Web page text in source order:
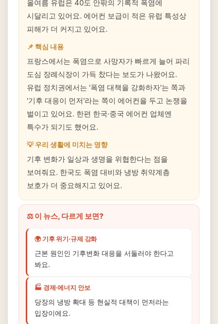
올여름 유럽은 40도 안팎의 기록적 폭염에
시달리고 있어요. 에어컨 보급이 적은 유럽 특성상
피해가 더 커지고 있어요.
📌 핵심 내용
프랑스에서는 폭염으로 사망자가 빠르게 늘어 파리
도심 장례식장이 가득 찼다는 보도가 나왔어요.
유럽 정치권에서는 '폭염 대책을 강화하자'는 쪽과
'기후 대응이 먼저'라는 쪽이 에어컨을 두고 논쟁을
벌이고 있어요. 한편 한국·중국 에어컨 업체엔
특수가 되기도 했어요.
💡 우리 생활에 미치는 영향
기후 변화가 일상과 생명을 위협한다는 점을
보여줘요. 한국도 폭염 대비와 냉방 취약계층
보호가 더 중요해지고 있어요.
⚖️ 이 뉴스, 다르게 보면?
🌍 기후 위기·규제 강화
근본 원인인 기후변화 대응을 서둘러야 한다고
봐요.
🏭 경제·에너지 안보
당장의 냉방 확대 등 현실적 대책이 먼저라는
입장이에요.